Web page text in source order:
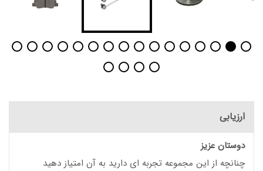
ارزیابی
دوستان عزیز
چنانچه از این مجموعه تجربه ای دارید به آن امتیاز دهید